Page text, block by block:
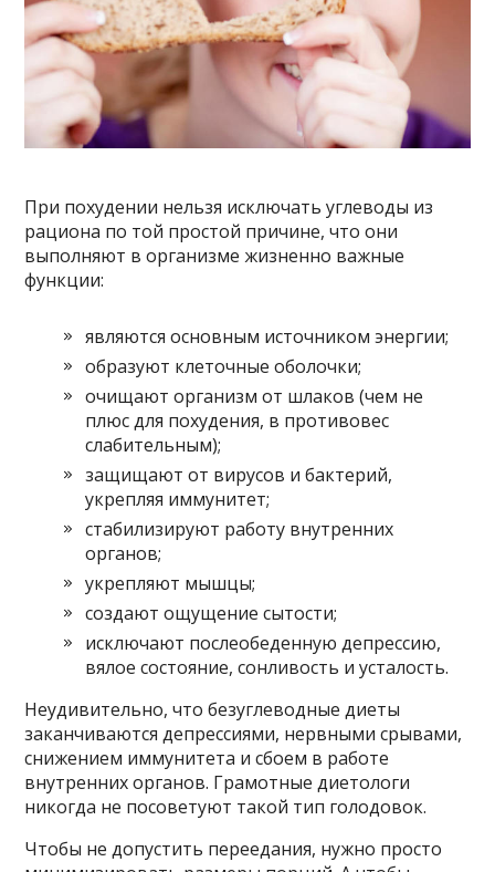
При похудении нельзя исключать углеводы из
рациона по той простой причине, что они
выполняют в организме жизненно важные
функции:
являются основным источником энергии;
образуют клеточные оболочки;
очищают организм от шлаков (чем не
плюс для похудения, в противовес
слабительным);
защищают от вирусов и бактерий,
укрепляя иммунитет;
стабилизируют работу внутренних
органов;
укрепляют мышцы;
создают ощущение сытости;
исключают послеобеденную депрессию,
вялое состояние, сонливость и усталость.
Неудивительно, что безуглеводные диеты
заканчиваются депрессиями, нервными срывами,
снижением иммунитета и сбоем в работе
внутренних органов. Грамотные диетологи
никогда не посоветуют такой тип голодовок.
Чтобы не допустить переедания, нужно просто